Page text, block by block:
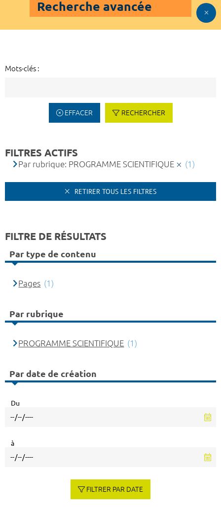
Recherche avancée
Mots-clés :
EFFACER RECHERCHER
FILTRES ACTIFS
Par rubrique: PROGRAMME SCIENTIFIQUE (1)
RETIRER TOUS LES FILTRES
FILTRE DE RÉSULTATS
Par type de contenu
Pages (1)
Par rubrique
PROGRAMME SCIENTIFIQUE (1)
Par date de création
Du
à
FILTRER PAR DATE